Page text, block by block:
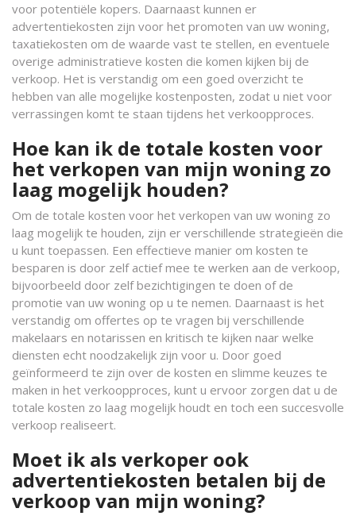
voor potentiële kopers. Daarnaast kunnen er
advertentiekosten zijn voor het promoten van uw woning,
taxatiekosten om de waarde vast te stellen, en eventuele
overige administratieve kosten die komen kijken bij de
verkoop. Het is verstandig om een goed overzicht te
hebben van alle mogelijke kostenposten, zodat u niet voor
verrassingen komt te staan tijdens het verkoopproces.
Hoe kan ik de totale kosten voor
het verkopen van mijn woning zo
laag mogelijk houden?
Om de totale kosten voor het verkopen van uw woning zo
laag mogelijk te houden, zijn er verschillende strategieën die
u kunt toepassen. Een effectieve manier om kosten te
besparen is door zelf actief mee te werken aan de verkoop,
bijvoorbeeld door zelf bezichtigingen te doen of de
promotie van uw woning op u te nemen. Daarnaast is het
verstandig om offertes op te vragen bij verschillende
makelaars en notarissen en kritisch te kijken naar welke
diensten echt noodzakelijk zijn voor u. Door goed
geïnformeerd te zijn over de kosten en slimme keuzes te
maken in het verkoopproces, kunt u ervoor zorgen dat u de
totale kosten zo laag mogelijk houdt en toch een succesvolle
verkoop realiseert.
Moet ik als verkoper ook
advertentiekosten betalen bij de
verkoop van mijn woning?